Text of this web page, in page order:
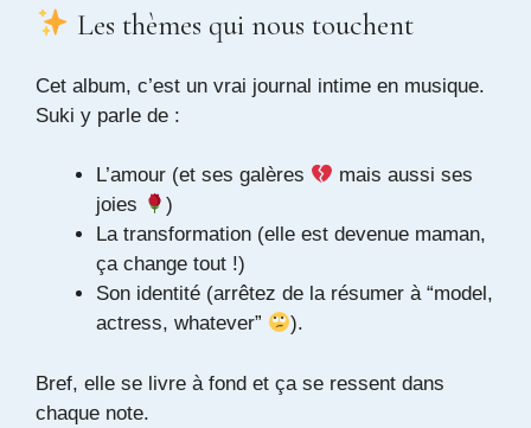
Les thèmes qui nous touchent
Cet album, c’est un vrai journal intime en musique.
Suki y parle de :
L’amour (et ses galères
mais aussi ses
joies
)
La transformation (elle est devenue maman,
ça change tout !)
Son identité (arrêtez de la résumer à “model,
actress, whatever”
).
Bref, elle se livre à fond et ça se ressent dans
chaque note.